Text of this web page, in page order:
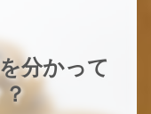
分かって